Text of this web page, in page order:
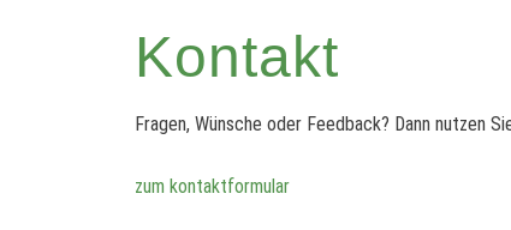
Kontakt
Fragen, Wünsche oder Feedback? Dann nutzen
zum kontaktformular